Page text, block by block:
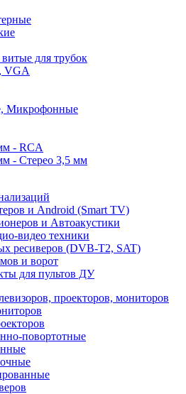
для трубок
VGA
Микрофонные
- RCA
- Стерео 3,5 мм
и Android (Smart TV)
и Автоакустики
видео техники
ресиверов (DVB-T2, SAT)
и ворот
для пультов ДУ
проекторов, мониторов
повортотные